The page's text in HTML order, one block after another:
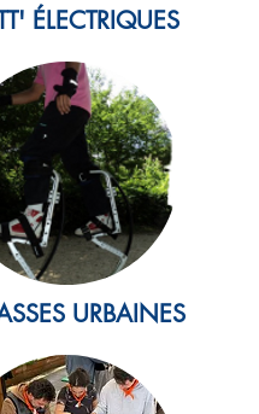
ÉLECTRIQUES
URBAINES